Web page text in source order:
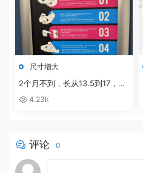
尺寸增大
2个月不到，长从13.5到17，粗
从11.5到13的反馈！
4.23k
评论 0